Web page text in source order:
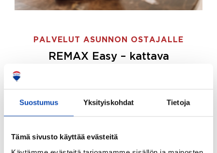
Suostumus Yksityiskohdat Tietoja
Tämä sivusto käyttää evästeitä
PALVELUT ASUNNON OSTAJALLE
REMAX Easy – kattava
ostajille.
Tee ostotoimeksianto ja etsimme juuri